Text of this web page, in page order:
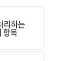
하는
항목